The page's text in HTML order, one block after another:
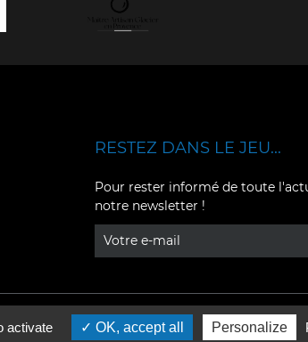
YouTube
RESTEZ DANS LE JEU...
Pour rester informé de toute
notre newsletter !
activate OK, accept all Personalize